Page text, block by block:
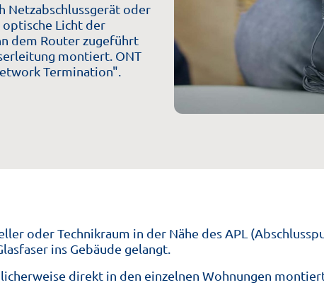
Netzabschlussgerät oder
Licht der
dem Router zugeführt
montiert. ONT
Termination".
oder Technikraum in der Nähe des APL
ins Gebäude gelangt.
direkt in den einzelnen Wohnungen